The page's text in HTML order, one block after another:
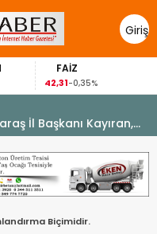
Giriş
Yap
FAİZ
42,31-0,35%
İl Başkanı Kayıran,
Biçimidir.